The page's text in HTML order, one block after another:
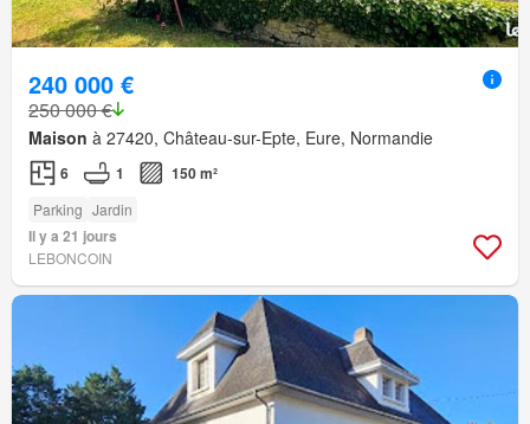
240 000 €
250 000 €
Maison à 27420, Château-sur-Epte, Eure, Normandie
6 1 150 m²
Parking Jardin
Il y a 21 jours
LEBONCOIN